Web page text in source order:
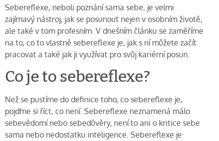
Sebereflexe, neboli poznání sama sebe, je velmi
zajímavý nástroj, jak se posunout nejen v osobním životě,
ale také v tom profesním. V dnešním článku se zaměříme
na to, co to vlastně sebereflexe je, jak s ní můžete začít
pracovat a také jak ji využívat pro svůj kariérní posun.
Co je to sebereflexe?
Než se pustíme do definice toho, co sebereflexe je,
pojďme si říct, co není. Sebereflexe neznamená málo
sebevědomí nebo sebedůvěry, není to ani o kritice sebe
sama nebo nedostatku inteligence. Sebereflexe je